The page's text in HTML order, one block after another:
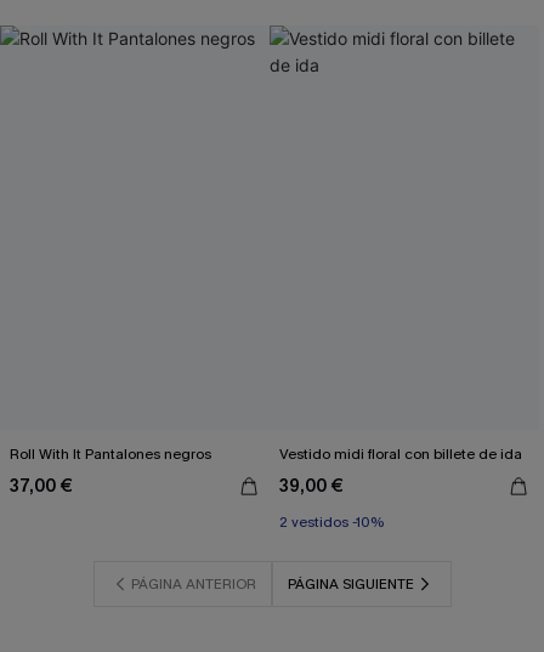
Roll With It Pantalones negros
37,00 €
Vestido midi floral con billete de ida
39,00 €
2 vestidos -10%
PÁGINA ANTERIOR PÁGINA SIGUIENTE